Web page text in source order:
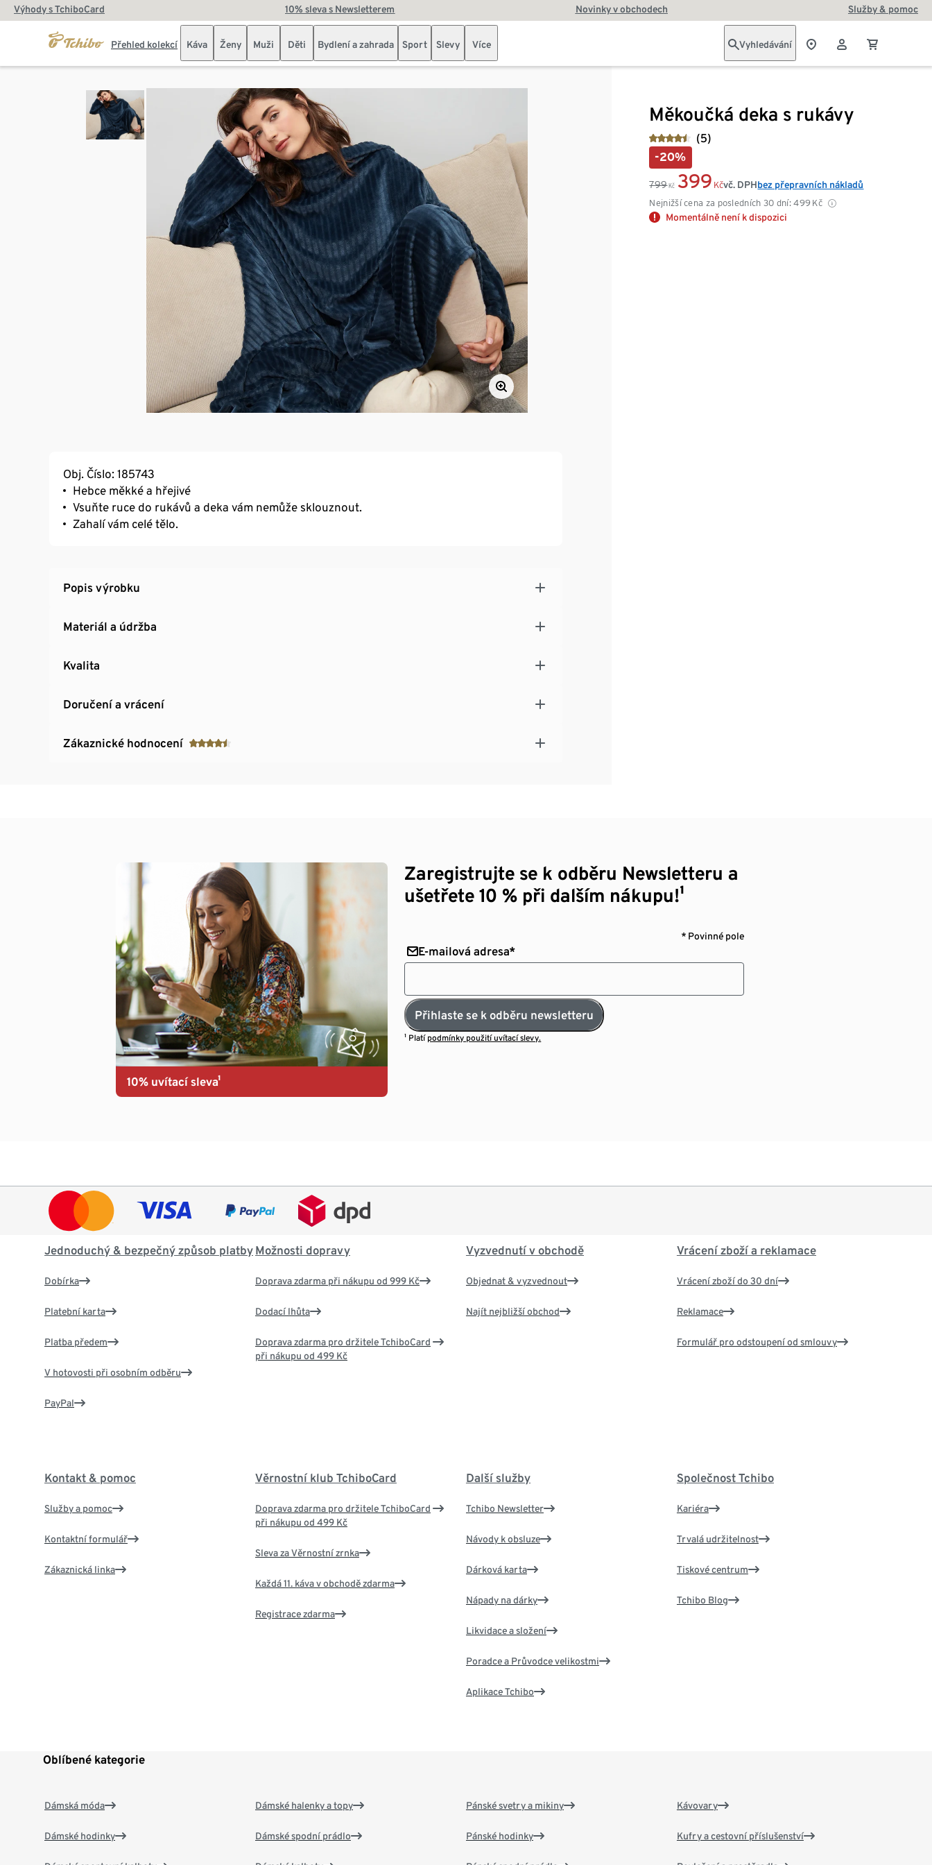
Výhody s TchiboCard 10% sleva s Newsletterem Novinky v obchodech Služby & pomoc
Přehled kolekcí Káva Ženy Muži Děti Bydlení a zahrada Sport Slevy Více Vyhledávání
Měkoučká deka s rukávy
(5)
-20%
799 Kč 399 Kč
Nejnižší cena za posledních 30 dní: 499 Kč
vč. DPHbez přepravních nákladů
Momentálně není k dispozici
Obj. Číslo: 185743
Hebce měkké a hřejivé
Vsuňte ruce do rukávů a deka vám nemůže sklouznout.
Zahalí vám celé tělo.
Popis výrobku
Materiál a údržba
Kvalita
Doručení a vrácení
Zákaznické hodnocení
10% uvítací sleva¹
Zaregistrujte se k odběru Newsletteru a
ušetřete 10 % při dalším nákupu!¹
* Povinné pole
E-mailová adresa*
Přihlaste se k odběru newsletteru
¹ Platí podmínky použití uvítací slevy.
Jednoduchý & bezpečný způsob platby
Dobírka
Platební karta
Platba předem
V hotovosti při osobním odběru
PayPal
Možnosti dopravy
Doprava zdarma při nákupu od 999 Kč
Dodací lhůta
Doprava zdarma pro držitele TchiboCard
při nákupu od 499 Kč
Vyzvednutí v obchodě
Objednat & vyzvednout
Najít nejbližší obchod
Vrácení zboží a reklamace
Vrácení zboží do 30 dní
Reklamace
Formulář pro odstoupení od smlouvy
Kontakt & pomoc
Služby a pomoc
Kontaktní formulář
Zákaznická linka
Věrnostní klub TchiboCard
Doprava zdarma pro držitele TchiboCard
při nákupu od 499 Kč
Sleva za Věrnostní zrnka
Každá 11. káva v obchodě zdarma
Registrace zdarma
Další služby
Tchibo Newsletter
Návody k obsluze
Dárková karta
Nápady na dárky
Likvidace a složení
Poradce a Průvodce velikostmi
Aplikace Tchibo
Společnost Tchibo
Kariéra
Trvalá udržitelnost
Tiskové centrum
Tchibo Blog
Oblíbené kategorie
Dámská móda
Dámské hodinky
Dámské halenky a topy
Dámské spodní prádlo
Pánské svetry a mikiny
Pánské hodinky
Kávovary
Kufry a cestovní příslušenství